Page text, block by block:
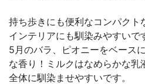
持ち歩きにも便利なコンパクト
インテリアにも馴染みやすいで
5月のバラ、ピオニーをベース
な香り！ミルクはなめらかな
全体に馴染ませやすいです。